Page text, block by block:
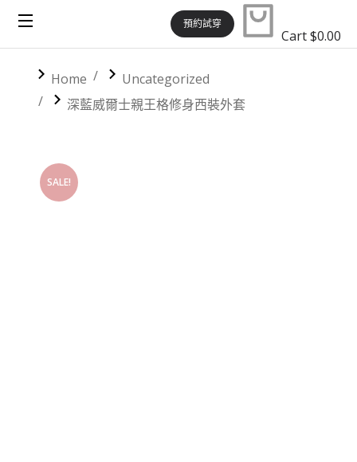
預約試穿
Cart$0.00
You are here:
Home
Uncategorized
深藍威爾士親王格修身西裝外套
SALE!